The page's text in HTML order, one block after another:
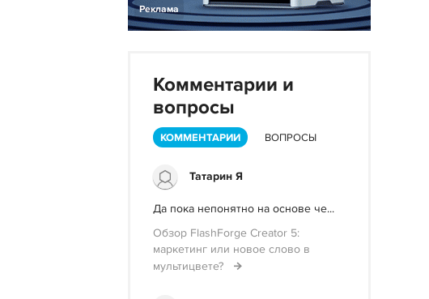
Реклама
Комментарии и
вопросы
КОММЕНТАРИИ ВОПРОСЫ
Татарин Я
Да пока непонятно на основе че...
Обзор FlashForge Creator 5:
маркетинг или новое слово в
мультицвете?